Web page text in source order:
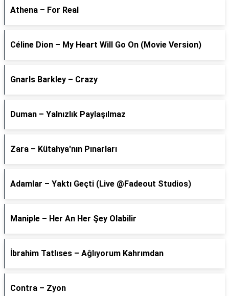
Athena – For Real
Céline Dion – My Heart Will Go On (Movie Version)
Gnarls Barkley – Crazy
Duman – Yalnızlık Paylaşılmaz
Zara – Kütahya'nın Pınarları
Adamlar – Yaktı Geçti (Live @Fadeout Studios)
Maniple – Her An Her Şey Olabilir
İbrahim Tatlıses – Ağlıyorum Kahrımdan
Contra – Zyon